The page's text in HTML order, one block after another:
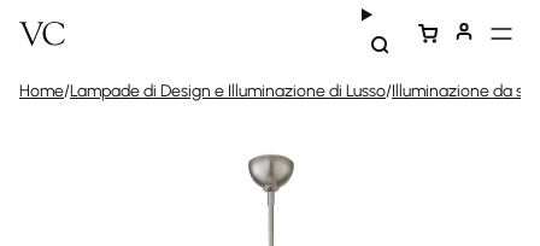
Home/Lampade di Design e Illuminazione di Lusso/Illuminazione da